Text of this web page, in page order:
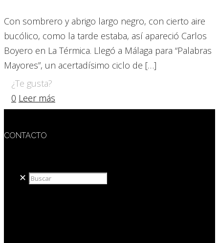
Con sombrero y abrigo largo negro, con cierto aire
bucólico, como la tarde estaba, así apareció Carlos
Boyero en La Térmica. Llegó a Málaga para “Palabras
Mayores”, un acertadísimo ciclo de […]
¿Te gusta?
0 Leer más
CONTACTO
✕